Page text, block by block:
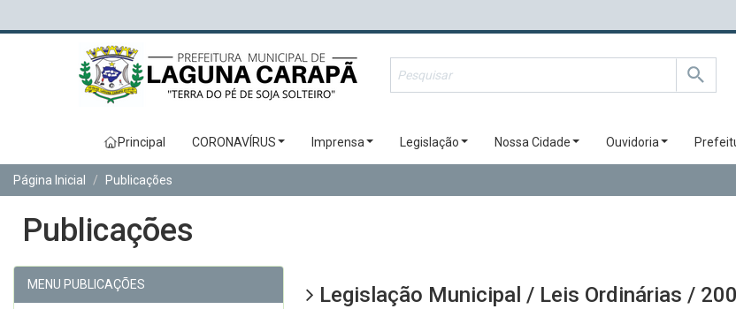
Principal CORONAVÍRUS Imprensa Legislação Nossa Cidade Ouvidoria
Página Inicial Publicações
Publicações
MENU PUBLICAÇÕES Legislação Municipal / Leis Ordinárias /